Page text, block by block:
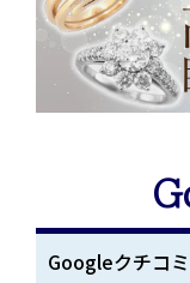
Googleクチコミ